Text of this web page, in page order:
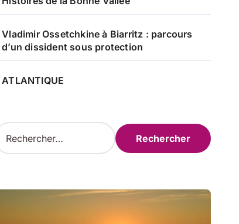
Vladimir Ossetchkine à Biarritz : parcours
d’un dissident sous protection
ATLANTIQUE